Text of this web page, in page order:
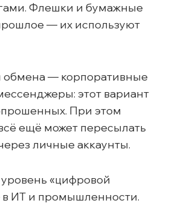
Флешки и бумажные
— их используют
обмена — корпоративные
этот вариант
При этом
ещё может пересылать
личные аккаунты.
«цифровой
ИТ и промышленности.